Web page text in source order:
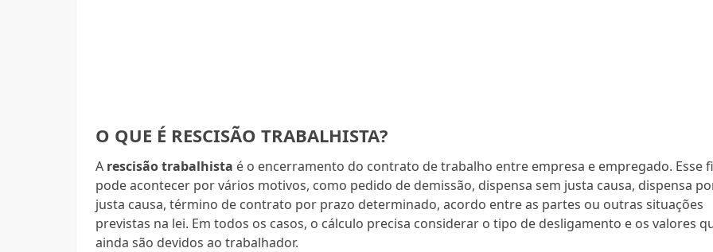
O QUE É RESCISÃO TRABALHISTA?
A rescisão trabalhista é o encerramento do contrato de trabalho entre empresa e empregado. Esse
pode acontecer por vários motivos, como pedido de demissão, dispensa sem justa causa, dispensa
justa causa, término de contrato por prazo determinado, acordo entre as partes ou outras situações
previstas na lei. Em todos os casos, o cálculo precisa considerar o tipo de desligamento e os valores
ainda são devidos ao trabalhador.